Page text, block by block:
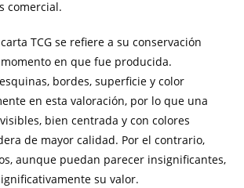
comercial.
TCG se refiere a su conservación
en que fue producida.
bordes, superficie y color
en esta valoración, por lo que una
bien centrada y con colores
de mayor calidad. Por el contrario,
aunque puedan parecer insignificantes,
su valor.